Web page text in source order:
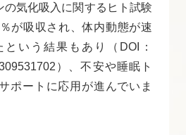
の気化吸入に関するヒト試験
が吸収され、体内動態が速
いう結果もあり（DOI：
）、不安や睡眠ト
ポートに応用が進んでいま